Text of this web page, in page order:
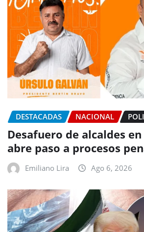
DESTACADAS NACIONAL
Desafuero de alcaldes
abre paso a procesos
Emiliano Lira Ago 6, 2026